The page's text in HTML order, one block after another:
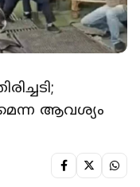
ആവശ്യം